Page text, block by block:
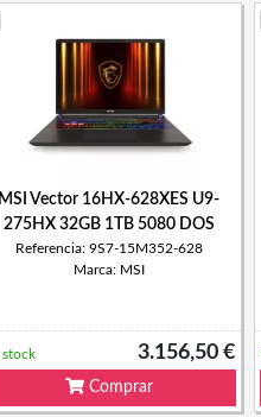
MSI Vector 16HX-628XES U9-
275HX 32GB 1TB 5080 DOS
Referencia: 9S7-15M352-628
Marca: MSI
3.156,50 €
stock
Comprar